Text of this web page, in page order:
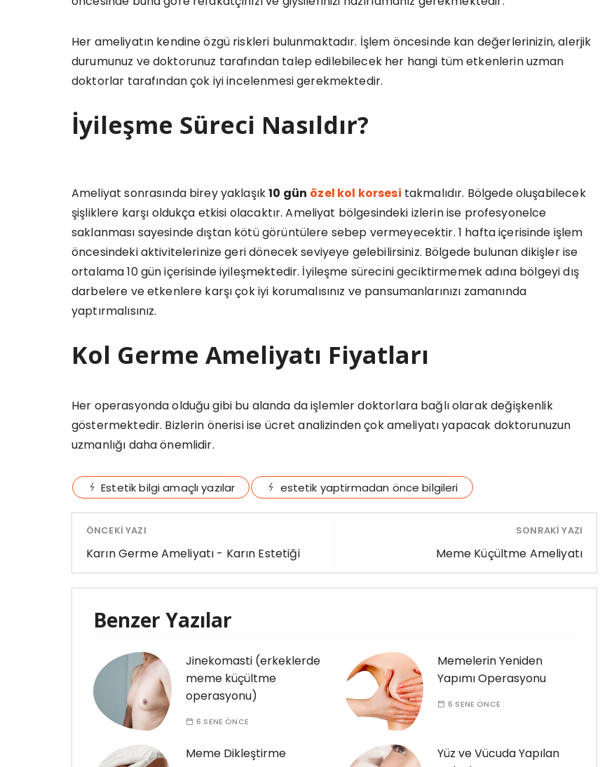
Her ameliyatın kendine özgü riskleri bulunmaktadır. İşlem öncesinde kan değerlerinizin, alerjik
durumunuz ve doktorunuz tarafından talep edilebilecek her hangi tüm etkenlerin uzman
doktorlar tarafından çok iyi incelenmesi gerekmektedir.
İyileşme Süreci Nasıldır?
Ameliyat sonrasında birey yaklaşık10 gün özel kol korsesi takmalıdır. Bölgede oluşabilecek
şişliklere karşı oldukça etkisi olacaktır. Ameliyat bölgesindeki izlerin ise profesyonelce
saklanması sayesinde dıştan kötü görüntülere sebep vermeyecektir. 1 hafta içerisinde işlem
öncesindeki aktivitelerinize geri dönecek seviyeye gelebilirsiniz. Bölgede bulunan dikişler ise
ortalama 10 gün içerisinde iyileşmektedir. İyileşme sürecini geciktirmemek adına bölgeyi dış
darbelere ve etkenlere karşı çok iyi korumalısınız ve pansumanlarınızı zamanında
yaptırmalısınız.
Kol Germe Ameliyatı Fiyatları
Her operasyonda olduğu gibi bu alanda da işlemler doktorlara bağlı olarak değişkenlik
göstermektedir. Bizlerin önerisi ise ücret analizinden çok ameliyatı yapacak doktorunuzun
uzmanlığı daha önemlidir.
Estetik bilgi amaçlı yazılar estetik yaptirmadan önce bilgileri
ÖNCEKI YAZI
Karın Germe Ameliyatı - Karın Estetiği
SONRAKI YAZI
Meme Küçültme Ameliyatı
Benzer Yazılar
Jinekomasti (erkeklerde
meme küçültme
operasyonu)
6 SENE ÖNCE
Memelerin Yeniden
Yapımı Operasyonu
6 SENE ÖNCE
Meme Dikleştirme
Yüz ve Vücuda Yapılan